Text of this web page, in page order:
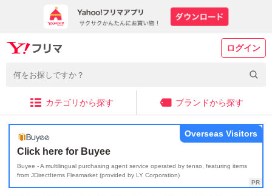
ログイン
カテゴリから探す ブランドから探す
Click here for Buyee
Buyee - A multilingual purchasing agent service operated by tenso, featuring items
from JDirectItems Fleamarket (provided by LY Corporation)
Overseas Visitors